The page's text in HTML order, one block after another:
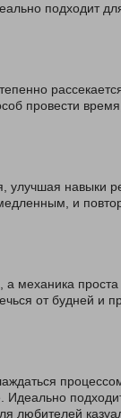
подходит
провести
улучшая навыки
и
механика проста
от будней и
любителей